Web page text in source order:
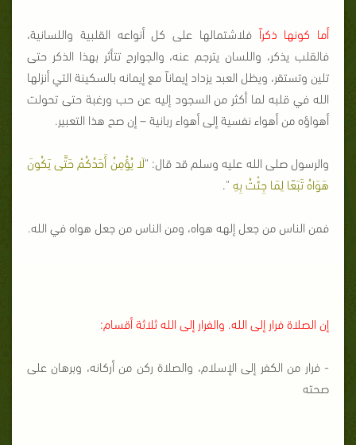
أما كونها ذكراًفلاشتمالها على كل أنواعه القلبية واللسانية،
فالقلب يذكر، واللسان يترجم عنه، والجوارح تتأثر بهذا الذكر حتى
تلين وتستقر، ويظل العبد يزداد إيماناً مع إيمانه بالسكينة التي أنزلها
الله في قلبه لما أكثر من السجود إليه عن حب ورغبة حتى تحولت
أهواؤه من أهواء نفسية إلى أهواء ربانية – إن صح هذا التعبير.
والرسول صلى الله عليه وسلم قد قال: "لَا يُؤْمِنُ أَحَدُكُمْ حَتَّى يَكُونَ
هَوَاهُ تَبَعًا لِمَا جِئْتُ بِهِ ".
فمن الناس من جعل إلهه هواه، ومن الناس من جعل هواه في الله.
إن الصلاة فرار إلى الله. والفرار إلى الله ثلاثة أقسام:
- فرار من الكفر إلى الإسلام، والصلاة ركن من أركانه، وبرهان على
صحته